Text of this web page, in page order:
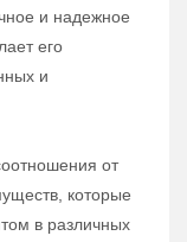
и надежное
его
и
от
которые
в различных